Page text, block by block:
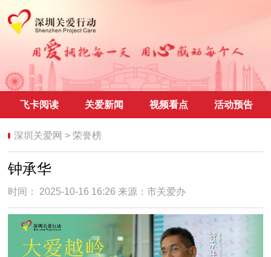
飞卡阅读 关爱新闻 视频看点 活动预告
深圳关爱网 >荣誉榜
钟承华
时间： 2025-10-16 16:26 来源：市关爱办